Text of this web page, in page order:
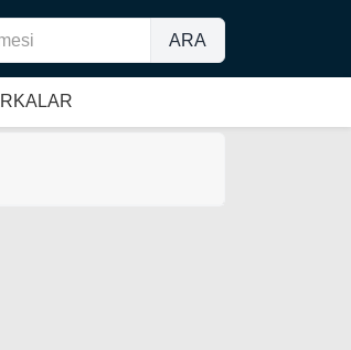
ARA